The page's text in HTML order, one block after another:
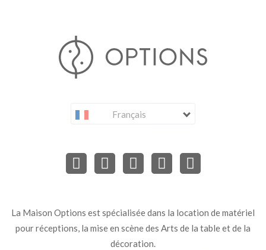
Français
La Maison Options est spécialisée dans la location de matériel
pour réceptions, la mise en scène des Arts de la table et de la
décoration.